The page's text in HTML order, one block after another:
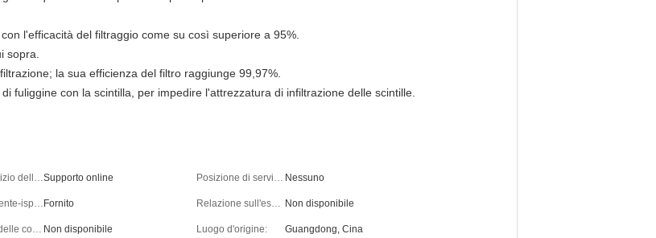
l'efficacità del filtraggio come su così superiore a 95%.
sopra.
la sua efficienza del filtro raggiunge 99,97%.
fuliggine con la scintilla, per impedire l'attrezzatura di infiltrazione delle scintille.
Dopo servizio della garanzia:Supporto online Posizione di servizio locale: Nessuno
Video uscente-ispezione: Fornito Relazione sull'esperimento del macchinario: Non disponibile
Garanzia delle componenti del centro: Non disponibile Luogo d'origine: Guangdong, Cina